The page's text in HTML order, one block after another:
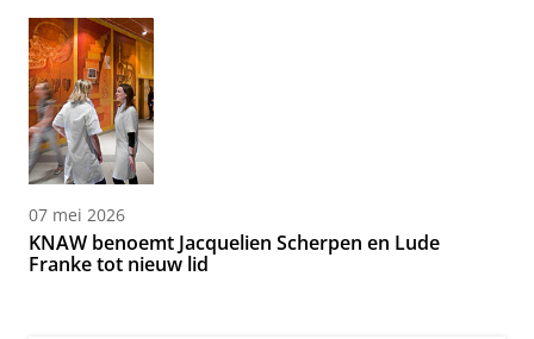
07 mei 2026
KNAW benoemt Jacquelien Scherpen en Lude
Franke tot nieuw lid